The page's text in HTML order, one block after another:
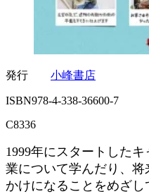
発行 小峰書店
ISBN978-4-338-36600-7
C8336
1999年にスタートした
業について学んだり、
かけになることをめざ